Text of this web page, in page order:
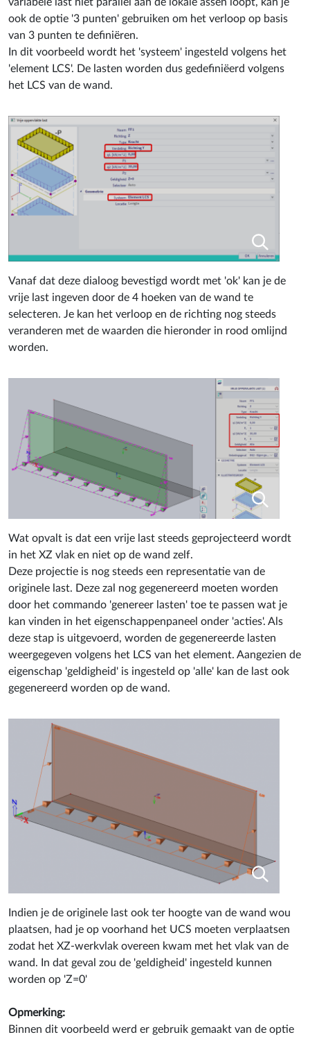
ook de optie '3 punten' gebruiken om het verloop op basis
van 3 punten te definiëren.
In dit voorbeeld wordt het 'systeem' ingesteld volgens het
'element LCS'. De lasten worden dus gedefiniëerd volgens
het LCS van de wand.
Vanaf dat deze dialoog bevestigd wordt met 'ok' kan je de
vrije last ingeven door de 4 hoeken van de wand te
selecteren. Je kan het verloop en de richting nog steeds
veranderen met de waarden die hieronder in rood omlijnd
worden.
Wat opvalt is dat een vrije last steeds geprojecteerd wordt
in het XZ vlak en niet op de wand zelf.
Deze projectie is nog steeds een representatie van de
originele last. Deze zal nog gegenereerd moeten worden
door het commando 'genereer lasten' toe te passen wat je
kan vinden in het eigenschappenpaneel onder 'acties'. Als
deze stap is uitgevoerd, worden de gegenereerde lasten
weergegeven volgens het LCS van het element. Aangezien de
eigenschap 'geldigheid' is ingesteld op 'alle' kan de last ook
gegenereerd worden op de wand.
Indien je de originele last ook ter hoogte van de wand wou
plaatsen, had je op voorhand het UCS moeten verplaatsen
zodat het XZ-werkvlak overeen kwam met het vlak van de
wand. In dat geval zou de 'geldigheid' ingesteld kunnen
worden op 'Z=0'
Opmerking:
Binnen dit voorbeeld werd er gebruik gemaakt van de optie